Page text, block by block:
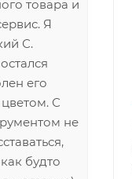
за его
и
в подборе
товара и
Я
С.